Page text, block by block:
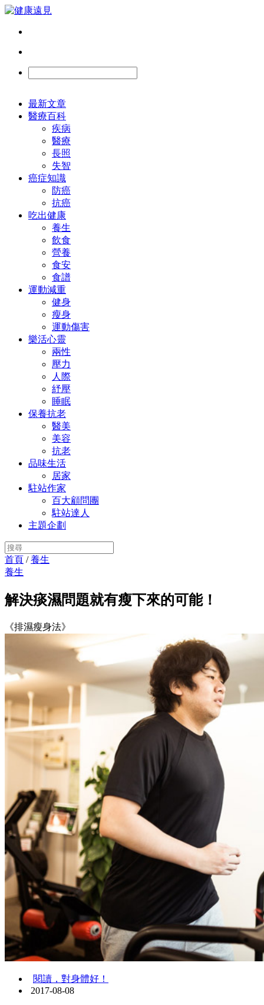
最新文章
醫療百科
疾病
醫療
長照
失智
癌症知識
防癌
抗癌
吃出健康
養生
飲食
營養
食安
食譜
運動減重
健身
瘦身
運動傷害
樂活心靈
兩性
壓力
人際
紓壓
睡眠
保養抗老
醫美
美容
抗老
品味生活
居家
駐站作家
百大顧問團
駐站達人
主題企劃
首頁 /養生
養生
解決痰濕問題就有瘦下來的可能！
《排濕瘦身法》
閱讀，對身體好！
2017-08-08